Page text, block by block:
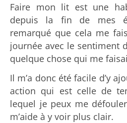
Faire mon lit est une
depuis la fin de mes
remarqué que cela me
journée avec le sentiment
quelque chose qui me
Il m’a donc été facile d’y
action qui est celle de
lequel je peux me
m’aide à y voir plus clair.